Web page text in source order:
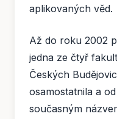
aplikovaných věd.
Až do roku 2002
jedna ze čtyř
Českých
osamostatnila a
současným